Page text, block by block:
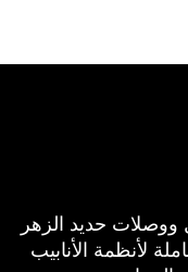
ووصلات حديد الزهر
لأنظمة الأنابيب